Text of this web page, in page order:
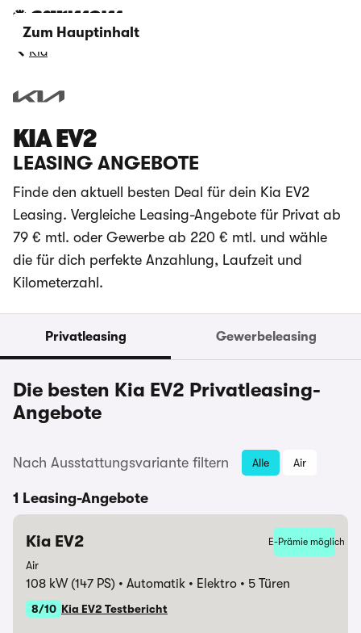
Zum Hauptinhalt
Kia
KIA EV2
LEASING ANGEBOTE
Finde den aktuell besten Deal für dein Kia EV2
Leasing. Vergleiche Leasing-Angebote für Privat ab
79 € mtl. oder Gewerbe ab 220 € mtl. und wähle
die für dich perfekte Anzahlung, Laufzeit und
Kilometerzahl.
Privatleasing Gewerbeleasing
Die besten Kia EV2 Privatleasing-
Angebote
Nach Ausstattungsvariante filtern Alle Air
1 Leasing-Angebote
Kia EV2 E-Prämie möglich
Air
108 kW (147 PS) Automatik Elektro 5 Türen
8/10 Kia EV2 Testbericht